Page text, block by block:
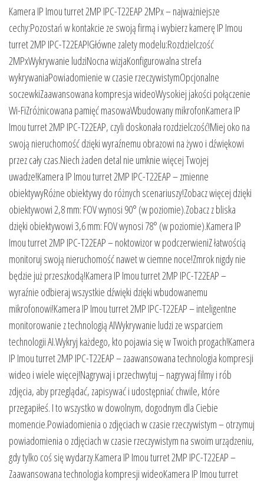
Kamera IP Imou turret 2MP IPC-T22EAP 2MPx – najważniejsze
cechy:Pozostań w kontakcie ze swoją firmą i wybierz kamerę IP Imou
turret 2MP IPC-T22EAP!Główne zalety modelu:Rozdzielczość
2MPxWykrywanie ludziNocna wizjaKonfigurowalna strefa
wykrywaniaPowiadomienie w czasie rzeczywistymOpcjonalne
soczewkiZaawansowana kompresja wideoWysokiej jakości połączenie
Wi-FiZróżnicowana pamięć masowaWbudowany mikrofonKamera IP
Imou turret 2MP IPC-T22EAP, czyli doskonała rozdzielczość!Miej oko na
swoją nieruchomość dzięki wyraźnemu obrazowi na żywo i dźwiękowi
przez cały czas.Niech żaden detal nie umknie więcej Twojej
uwadze!Kamera IP Imou turret 2MP IPC-T22EAP – zmienne
obiektywyRóżne obiektywy do różnych scenariuszy!Zobacz więcej dzięki
obiektywowi 2,8 mm: FOV wynosi 90° (w poziomie).Zobacz z bliska
dzięki obiektywowi 3,6 mm: FOV wynosi 78° (w poziomie).Kamera IP
Imou turret 2MP IPC-T22EAP – noktowizor w podczerwieniZ łatwością
monitoruj swoją nieruchomość nawet w ciemne noce!Zmrok nigdy nie
będzie już przeszkodą!Kamera IP Imou turret 2MP IPC-T22EAP –
wyraźnie odbieraj wszystkie dźwięki dzięki wbudowanemu
mikrofonowi!Kamera IP Imou turret 2MP IPC-T22EAP – inteligentne
monitorowanie z technologią AIWykrywanie ludzi ze wsparciem
technologii AI.Wykryj każdego, kto pojawia się w Twoich progach!Kamera
IP Imou turret 2MP IPC-T22EAP – zaawansowana technologia kompresji
wideo i wiele więcej!Nagrywaj i przechwytuj – nagrywaj filmy i rób
zdjęcia, aby przeglądać, zapisywać i udostępniać chwile, które
przegapiłeś. I to wszystko w dowolnym, dogodnym dla Ciebie
momencie.Powiadomienia o zdjęciach w czasie rzeczywistym – otrzymuj
powiadomienia o zdjęciach w czasie rzeczywistym na swoim urządzeniu,
gdy tylko coś się wydarzy.Kamera IP Imou turret 2MP IPC-T22EAP –
Zaawansowana technologia kompresji wideoKamera IP Imou turret